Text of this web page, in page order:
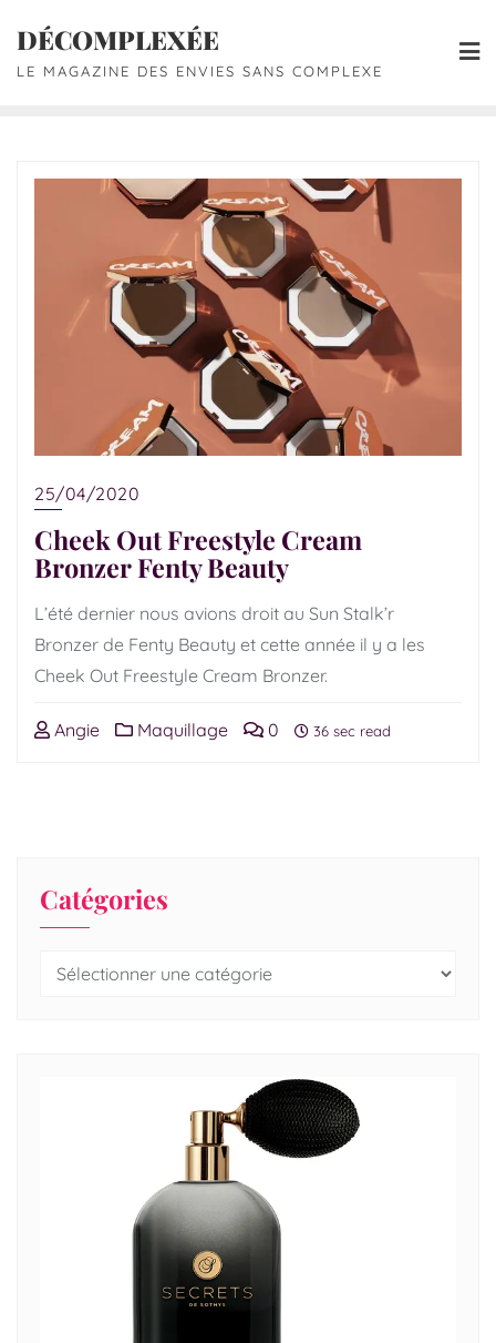
DÉCOMPLEXÉE
LE MAGAZINE DES ENVIES SANS COMPLEXE
25/04/2020
Cheek Out Freestyle Cream
Bronzer Fenty Beauty
L’été dernier nous avions droit au Sun Stalk’r
Bronzer de Fenty Beauty et cette année il y a les
Cheek Out Freestyle Cream Bronzer.
Angie Maquillage 0 36 sec read
Catégories